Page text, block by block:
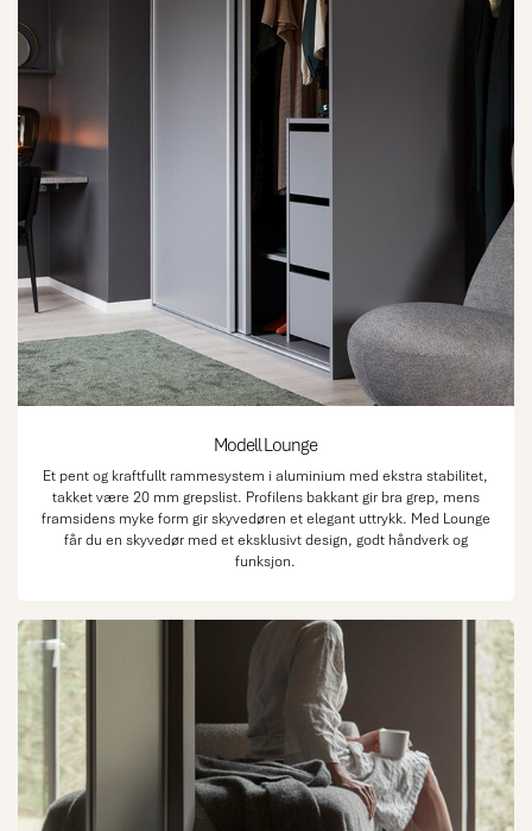
Modell Lounge
Et pent og kraftfullt rammesystem i aluminium med ekstra stabilitet,
takket være 20 mm grepslist. Profilens bakkant gir bra grep, mens
framsidens myke form gir skyvedøren et elegant uttrykk. Med Lounge
får du en skyvedør med et eksklusivt design, godt håndverk og
funksjon.